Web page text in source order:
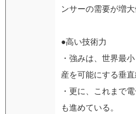
ンサーの需要が増
●高い技術力
・強みは、世界最
産を可能にする垂直
・更に、これまで
も進めている。